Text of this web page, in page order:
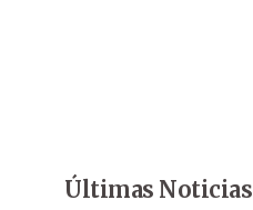
Últimas Noticias